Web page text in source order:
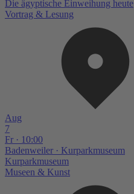
Die ägyptische Einweihung heute
Vortrag & Lesung
Aug
7
Fr · 10:00
Badenweiler · Kurparkmuseum
Kurparkmuseum
Museen & Kunst